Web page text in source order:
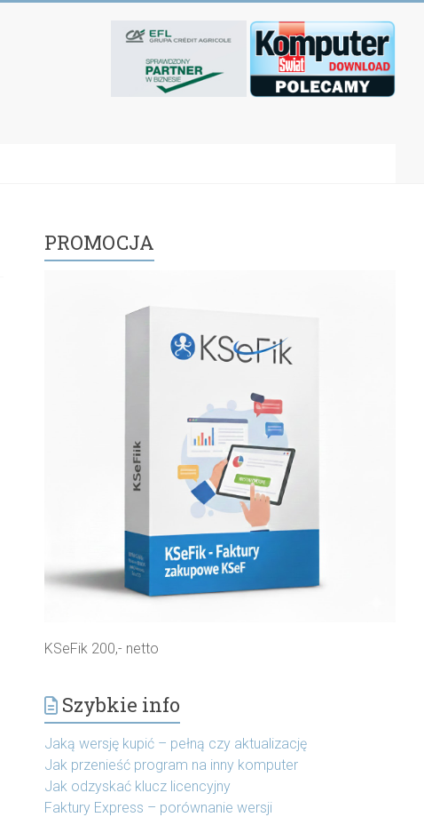
PROMOCJA
KSeFik 200,- netto
Szybkie info
Jaką wersję kupić – pełną czy aktualizację
Jak przenieść program na inny komputer
Jak odzyskać klucz licencyjny
Faktury Express – porównanie wersji